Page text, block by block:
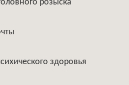
розыска
здоровья